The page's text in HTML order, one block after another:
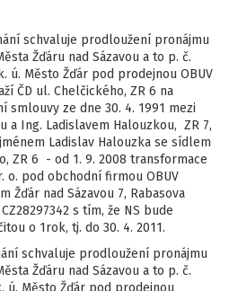
schvaluje prodloužení pronájmu
Žďáru nad Sázavou a to p. č.
k. ú. Město Žďár pod prodejnou OBUV
ČD ul. Chelčického, ZR 6 na
smlouvy ze dne 30. 4. 1991 mezi
a Ing. Ladislavem Halouzkou, ZR 7,
Ladislav Halouzka se sídlem
ZR 6 - od 1. 9. 2008 transformace
o. pod obchodní firmou OBUV
Žďár nad Sázavou 7, Rabasova
s tím, že NS bude
o 1rok, tj. do 30. 4. 2011.
schvaluje prodloužení pronájmu
Žďáru nad Sázavou a to p. č.
ú. Město Žďár pod prodejnou